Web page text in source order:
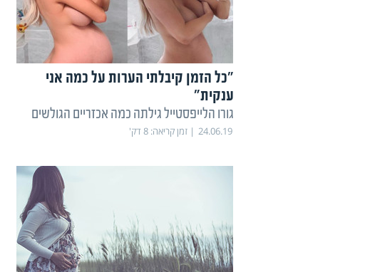
"כל הזמן קיבלתי הערות על כמה אני
ענקית"
גורו הלייפסטייל גילתה כמה אכזריים הגולשים
24.06.19 זמן קריאה:8 דק'